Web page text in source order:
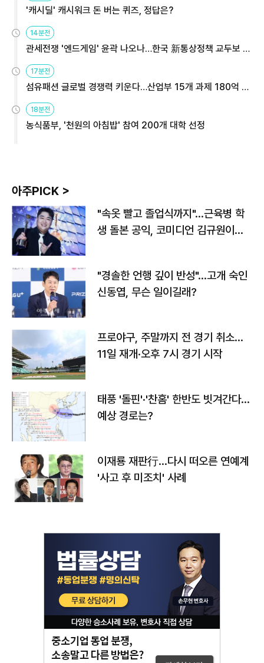
'캐시딜' 캐시워크 돈 버는 퀴즈, 정답은?
14분전
관세전쟁 '엔드게임' 윤곽 나오나…한국 新통상정책 교두보 활
용해야
17분전
섬유패션 글로벌 경쟁력 키운다…산업부 15개 과제 180억 지
원
18분전
농식품부, '천원의 아침밥' 참여 200개 대학 선정
아주PICK >
"속옷 빨고 졸업식까지"…근육병 학
생 돌본 공익, 코미디언 김규원이었
"경솔한 언행 깊이 반성"…고개 숙인
신동엽, 무슨 일이길래?
프로야구, 주말까지 전 경기 취소…
11일 재개·오후 7시 경기 시작
태풍 '돌핀'·'찬홈' 한반도 빗겨간다…
예상 경로는?
이재룡 재판行…다시 떠오른 연예계
'사고 후 미조치' 사례